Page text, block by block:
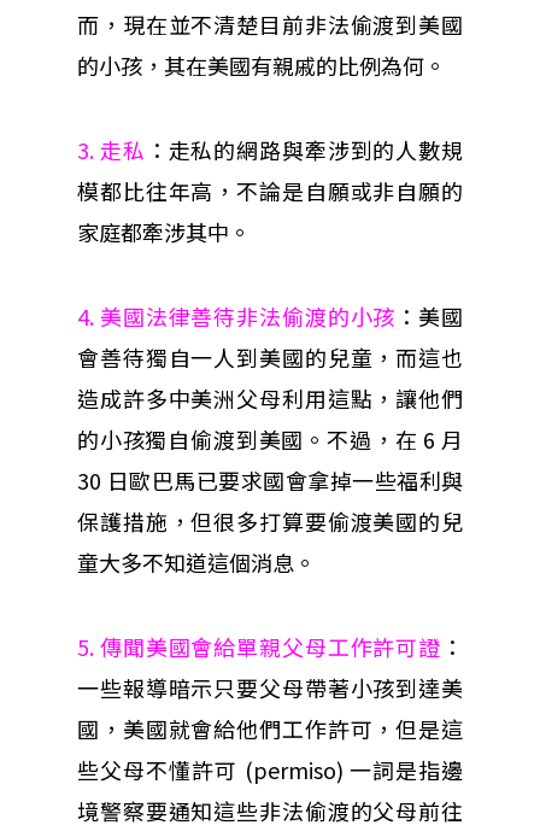
而，現在並不清楚目前非法偷渡到美國
的小孩，其在美國有親戚的比例為何。
3. 走私 ：走私的網路與牽涉到的人數規
模都比往年高，不論是自願或非自願的
家庭都牽涉其中。
4. 美國法律善待非法偷渡的小孩 ：美國
會善待獨自一人到美國的兒童，而這也
造成許多中美洲父母利用這點，讓他們
的小孩獨自偷渡到美國。不過，在 6 月
30 日歐巴馬已要求國會拿掉一些福利與
保護措施，但很多打算要偷渡美國的兒
童大多不知道這個消息。
5. 傳聞美國會給單親父母工作許可證 ：
一些報導暗示只要父母帶著小孩到達美
國，美國就會給他們工作許可，但是這
些父母不懂許可 (permiso) 一詞是指邊
境警察要通知這些非法偷渡的父母前往